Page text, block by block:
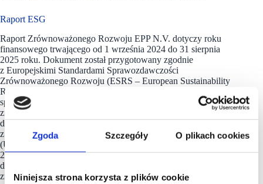
Zgoda Szczegóły O plikach cookies
Niniejsza strona korzysta z plików cookie
Raport ESG
Raport Zrównoważonego Rozwoju EPP N.V. dotyczy roku
finansowego trwającego od 1 września 2024 do 31 sierpnia
2025 roku. Dokument został przygotowany zgodnie
z Europejskimi Standardami Sprawozdawczości
Zrównoważonego Rozwoju (ESRS – European Sustainability
Reporting Standards) po przyjęciu dyrektywy w sprawie
sprawozdawczości przedsiębiorstw w zakresie
zrównoważonego rozwoju dla Przedsiębiorstw (CSRD –
dyrektywa Parlamentu Europejskiego i Rady (UE) 2022/2464
z dnia 14 grudnia 2022 roku w sprawie zmiany rozporządzenia
(UE) nr 537/2014, dyrektywy 2004/109/WE, dyrektywy
2006/43/WE oraz dyrektywy 2013/34/UE w odniesieniu
do sprawozdawczości przedsiębiorstw w zakresie
zrównoważonego rozwoju).